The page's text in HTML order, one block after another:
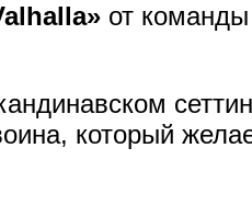
от команды
который